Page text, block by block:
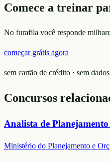
Comece a treinar
No furafila você responde
começar grátis agora
sem cartão de crédito · sem
Concursos
Analista de
Ministério do Planejamento e